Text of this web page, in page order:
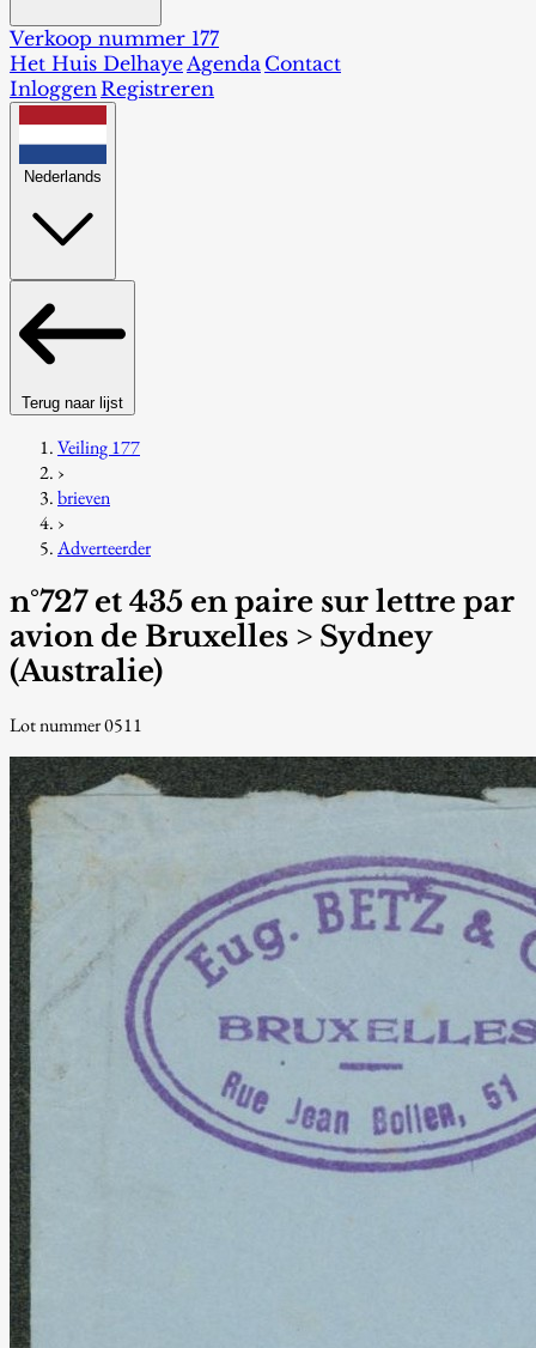
Verkoop nummer 177
Het Huis DelhayeAgenda Contact
InloggenRegistreren
Nederlands
Terug naar lijst
Veiling 177
›
brieven
›
Adverteerder
n°727 et 435 en paire sur lettre par
avion de Bruxelles > Sydney
(Australie)
Lot nummer 0511